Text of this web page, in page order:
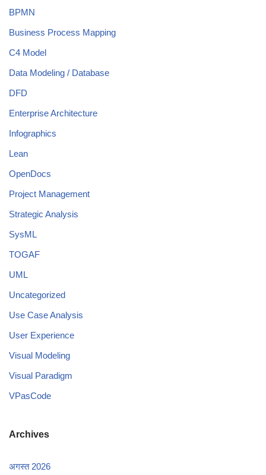
BPMN
Business Process Mapping
C4 Model
Data Modeling / Database
DFD
Enterprise Architecture
Infographics
Lean
OpenDocs
Project Management
Strategic Analysis
SysML
TOGAF
UML
Uncategorized
Use Case Analysis
User Experience
Visual Modeling
Visual Paradigm
VPasCode
Archives
अगस्त 2026